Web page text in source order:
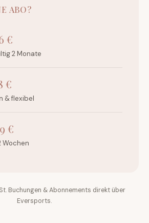
ABO?
2 Monate
€
& flexibel
€
Wochen
€
Buchungen & Abonnements direkt über
Eversports.